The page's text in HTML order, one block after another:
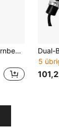
RF-WH4 4-Kanal Funk-Fernbedienung Kabelbaum 12V 24V LED-Lichtleiste Relais-Verkabelungs-Kit, inklusive Sicherung und 4-Tasten-Fernbedienung, geeignet für LKW SUV ATV UTV Offroad-Fahrzeug Innenbeleuchtung
5